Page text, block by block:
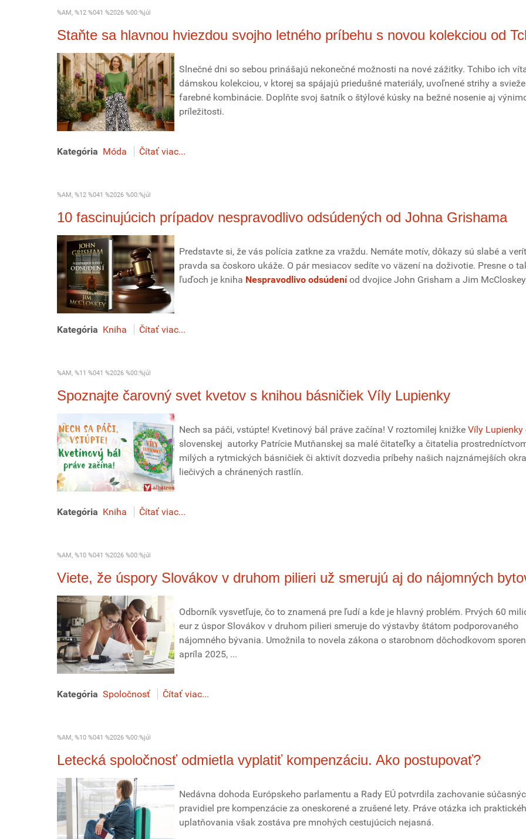
%AM, %12 %041 %2026 %00:%júl
Staňte sa hlavnou hviezdou svojho letného príbehu s novou kolekciou od
Slnečné dni so sebou prinášajú nekonečné možnosti na nové zážitky. Tchibo ich
dámskou kolekciou, v ktorej sa spájajú priedušné materiály, uvoľnené strihy a svieže
farebné kombinácie. Doplňte svoj šatník o štýlové kúsky na bežné nosenie aj
príležitosti.
Kategória Móda Čítať viac...
%AM, %12 %041 %2026 %00:%júl
10 fascinujúcich prípadov nespravodlivo odsúdených od Johna Grishama
Predstavte si, že vás polícia zatkne za vraždu. Nemáte motív, dôkazy sú slabé a
pravda sa čoskoro ukáže. O pár mesiacov sedíte vo väzení na doživotie. Presne o
ľuďoch je kniha Nespravodlivo odsúdeníod dvojice John Grisham a Jim
Kategória Kniha Čítať viac...
%AM, %11 %041 %2026 %00:%júl
Spoznajte čarovný svet kvetov s knihou básničiek Víly Lupienky
Nech sa páči, vstúpte! Kvetinový bál práve začína! V roztomilej knižke Víly Lupienky
slovenskej autorky Patrície Mutňanskej sa malé čitateľky a čitatelia
milých a rytmických básničiek či aktivít dozvedia príbehy našich najznámejších
liečivých a chránených rastlín.
Kategória Kniha Čítať viac...
%AM, %10 %041 %2026 %00:%júl
Viete, že úspory Slovákov v druhom pilieri už smerujú aj do nájomných
Odborník vysvetľuje, čo to znamená pre ľudí a kde je hlavný problém. Prvých 60
eur z úspor Slovákov v druhom pilieri smeruje do výstavby štátom podporovaného
nájomného bývania. Umožnila to novela zákona o starobnom dôchodkovom
apríla 2025, ...
Kategória Spoločnosť Čítať viac...
%AM, %10 %041 %2026 %00:%júl
Letecká spoločnosť odmietla vyplatiť kompenzáciu. Ako postupovať?
Nedávna dohoda Európskeho parlamentu a Rady EÚ potvrdila zachovanie
pravidiel pre kompenzácie za oneskorené a zrušené lety. Práve otázka ich
uplatňovania však zostáva pre mnohých cestujúcich nejasná.